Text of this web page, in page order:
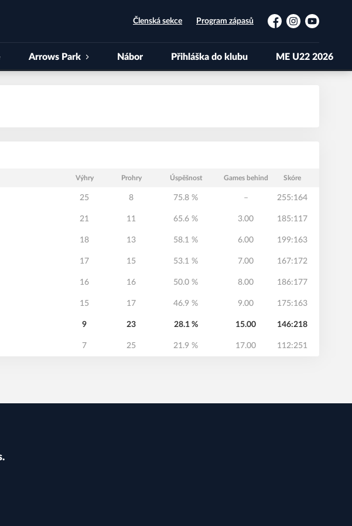
Členská sekce Program zápasů
FacebookInstagramYouTube
Arrows Park Nábor Přihláška do klubu ME U22 2026
Výhry Prohry Úspěšnost Games behind Skóre
25 8 75.8 % – 255:164
21 11 65.6 % 3.00 185:117
18 13 58.1 % 6.00 199:163
17 15 53.1 % 7.00 167:172
16 16 50.0 % 8.00 186:177
15 17 46.9 % 9.00 175:163
9 23 28.1 % 15.00 146:218
7 25 21.9 % 17.00 112:251